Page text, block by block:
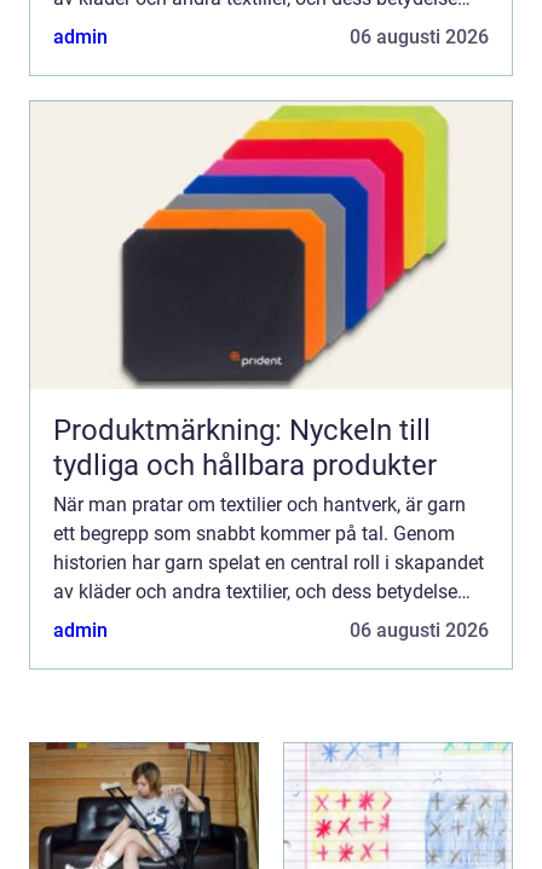
kvarstår än idag. De...
admin 06 augusti 2026
Produktmärkning: Nyckeln till
tydliga och hållbara produkter
När man pratar om textilier och hantverk, är garn
ett begrepp som snabbt kommer på tal. Genom
historien har garn spelat en central roll i skapandet
av kläder och andra textilier, och dess betydelse
kvarstår än idag. De...
admin 06 augusti 2026